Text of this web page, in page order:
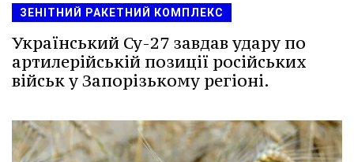
ЗЕНІТНИЙ РАКЕТНИЙ КОМПЛЕКС
Український Су-27 завдав удару по
артилерійській позиції російських
військ у Запорізькому регіоні.